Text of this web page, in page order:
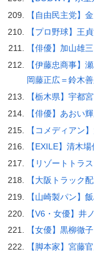
【自由民主党】
【プロ野球】王
【俳優】加山雄三
【伊藤忠商事】
岡藤正広＝鈴木善
【栃木県】宇都
【俳優】あおい
【コメディアン
【EXILE】清木
【リゾートトラ
【大阪トラック
【山崎製パン】
【V6・女優】井
【女優】黒柳徹子
【脚本家】宮藤